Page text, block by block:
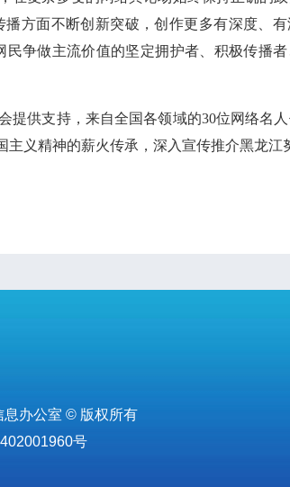
方面不断创新突破，创作更多有深度、
争做主流价值的坚定拥护者、积极传播
供支持，来自全国各领域的30位网络名人
义精神的薪火传承，深入宣传推介黑龙江
息办公室 © 版权所有
号